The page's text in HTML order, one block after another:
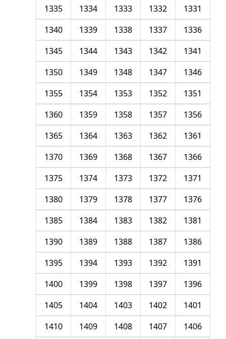
1331
1332
1333
1334
1335
1336
1337
1338
1339
1340
1341
1342
1343
1344
1345
1346
1347
1348
1349
1350
1351
1352
1353
1354
1355
1356
1357
1358
1359
1360
1361
1362
1363
1364
1365
1366
1367
1368
1369
1370
1371
1372
1373
1374
1375
1376
1377
1378
1379
1380
1381
1382
1383
1384
1385
1386
1387
1388
1389
1390
1391
1392
1393
1394
1395
1396
1397
1398
1399
1400
1401
1402
1403
1404
1405
1406
1407
1408
1409
1410